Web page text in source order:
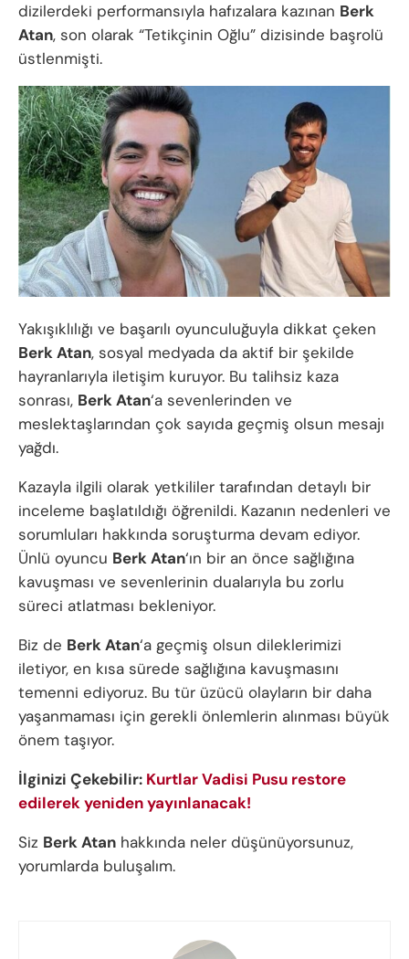
dizilerdeki performansıyla hafızalara kazınan Berk
Atan, son olarak “Tetikçinin Oğlu” dizisinde başrolü
üstlenmişti.
Yakışıklılığı ve başarılı oyunculuğuyla dikkat çeken
Berk Atan, sosyal medyada da aktif bir şekilde
hayranlarıyla iletişim kuruyor. Bu talihsiz kaza
sonrası, Berk Atan‘a sevenlerinden ve
meslektaşlarından çok sayıda geçmiş olsun mesajı
yağdı.
Kazayla ilgili olarak yetkililer tarafından detaylı bir
inceleme başlatıldığı öğrenildi. Kazanın nedenleri ve
sorumluları hakkında soruşturma devam ediyor.
Ünlü oyuncu Berk Atan‘ın bir an önce sağlığına
kavuşması ve sevenlerinin dualarıyla bu zorlu
süreci atlatması bekleniyor.
Biz de Berk Atan‘a geçmiş olsun dileklerimizi
iletiyor, en kısa sürede sağlığına kavuşmasını
temenni ediyoruz. Bu tür üzücü olayların bir daha
yaşanmaması için gerekli önlemlerin alınması büyük
önem taşıyor.
İlginizi Çekebilir: Kurtlar Vadisi Pusu restore
edilerek yeniden yayınlanacak!
Siz Berk Atan hakkında neler düşünüyorsunuz,
yorumlarda buluşalım.